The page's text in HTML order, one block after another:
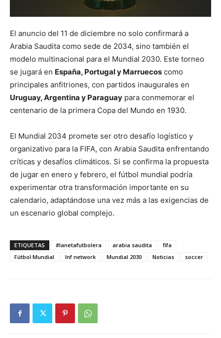
El anuncio del 11 de diciembre no solo confirmará a
Arabia Saudita como sede de 2034, sino también el
modelo multinacional para el Mundial 2030. Este torneo
se jugará en España, Portugal y Marruecos como
principales anfitriones, con partidos inaugurales en
Uruguay, Argentina y Paraguay para conmemorar el
centenario de la primera Copa del Mundo en 1930.
El Mundial 2034 promete ser otro desafío logístico y
organizativo para la FIFA, con Arabia Saudita enfrentando
críticas y desafíos climáticos. Si se confirma la propuesta
de jugar en enero y febrero, el fútbol mundial podría
experimentar otra transformación importante en su
calendario, adaptándose una vez más a las exigencias de
un escenario global complejo.
ETIQUETAS #lanetafutbolera arabia saudita
fifa
Fútbol Mundial
lnf network Mundial 2030 Noticias soccer